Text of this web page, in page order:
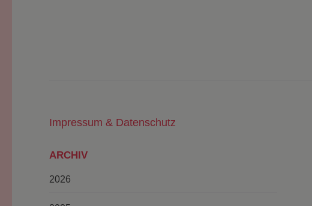
Impressum & Datenschutz
ARCHIV
2026